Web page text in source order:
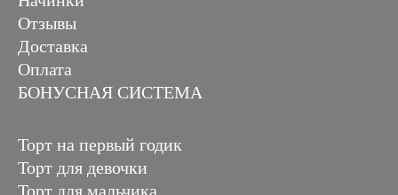
Отзывы
Доставка
Оплата
БОНУСНАЯ СИСТЕМА
Торт на первый годик
Торт для девочки
Торт для мальчика